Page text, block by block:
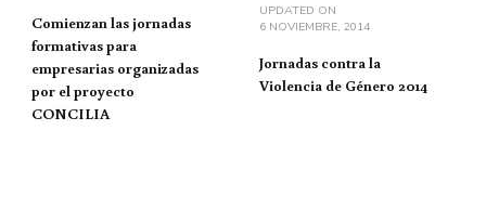
Comienzan las jornadas
formativas para
empresarias organizadas
por el proyecto
CONCILIA
UPDATED ON
6 NOVIEMBRE, 2014
Jornadas contra la
Violencia de Género 2014